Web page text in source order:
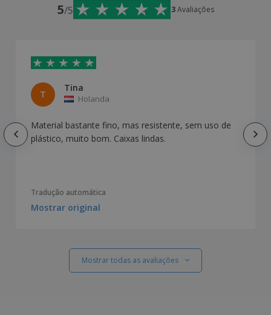
5/5 3 Avaliações
T
Tina
Holanda
Material bastante fino, mas resistente, sem uso de
plástico, muito bom. Caixas lindas.
Tradução automática
Mostrar original
Mostrar todas as avaliações